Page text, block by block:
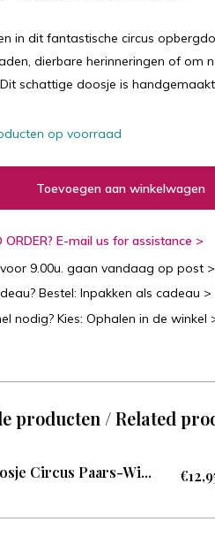
in dit fantastische circus
dierbare herinneringen of om
schattige doosje is
op voorraad
Toevoegen aan winkelwagen
ORDER? E-mail us for assistance >
9.00u. gaan vandaag op post >
Bestel: Inpakken als cadeau >
nodig? Kies: Ophalen in de winkel
producten / Related
Circus Paars-Wi...